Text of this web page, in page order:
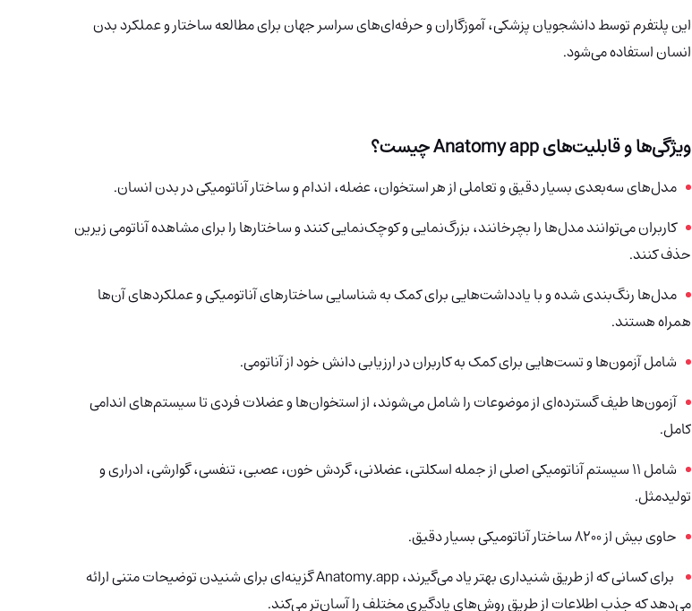
این پلتفرم توسط دانشجویان پزشکی، آموزگاران و حرفه‌ای‌های سراسر جهان برای مطالعه ساختار و عملکرد بدن
انسان استفاده می‌شود.
ویژگی‌ها و قابلیت‌های Anatomy app چیست؟
مدل‌های سه‌بعدی بسیار دقیق و تعاملی از هر استخوان، عضله، اندام و ساختار آناتومیکی در بدن انسان.
کاربران می‌توانند مدل‌ها را بچرخانند، بزرگ‌نمایی و کوچک‌نمایی کنند و ساختارها را برای مشاهده آناتومی زیرین
حذف کنند.
مدل‌ها رنگ‌بندی شده و با یادداشت‌هایی برای کمک به شناسایی ساختارهای آناتومیکی و عملکردهای آن‌ها
همراه هستند.
شامل آزمون‌ها و تست‌هایی برای کمک به کاربران در ارزیابی دانش خود از آناتومی.
آزمون‌ها طیف گسترده‌ای از موضوعات را شامل می‌شوند، از استخوان‌ها و عضلات فردی تا سیستم‌های اندامی
کامل.
شامل 11 سیستم آناتومیکی اصلی از جمله اسکلتی، عضلانی، گردش خون، عصبی، تنفسی، گوارشی، ادراری و
تولیدمثل.
حاوی بیش از 8200 ساختار آناتومیکی بسیار دقیق.
برای کسانی که از طریق شنیداری بهتر یاد می‌گیرند، Anatomy.app
گزینه‌ای برای شنیدن توضیحات متنی ارائه
می‌دهد که جذب اطلاعات از طریق روش‌های یادگیری مختلف را آسان‌تر می‌کند.